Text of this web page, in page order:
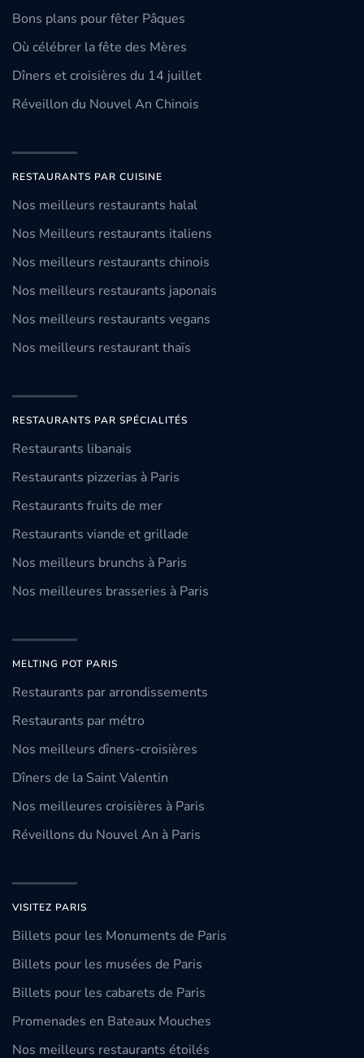
Bons plans pour fêter Pâques
Où célébrer la fête des Mères
Dîners et croisières du 14 juillet
Réveillon du Nouvel An Chinois
RESTAURANTS PAR CUISINE
Nos meilleurs restaurants halal
Nos Meilleurs restaurants italiens
Nos meilleurs restaurants chinois
Nos meilleurs restaurants japonais
Nos meilleurs restaurants vegans
Nos meilleurs restaurant thaïs
RESTAURANTS PAR SPÉCIALITÉS
Restaurants libanais
Restaurants pizzerias à Paris
Restaurants fruits de mer
Restaurants viande et grillade
Nos meilleurs brunchs à Paris
Nos meilleures brasseries à Paris
MELTING POT PARIS
Restaurants par arrondissements
Restaurants par métro
Nos meilleurs dîners-croisières
Dîners de la Saint Valentin
Nos meilleures croisières à Paris
Réveillons du Nouvel An à Paris
VISITEZ PARIS
Billets pour les Monuments de Paris
Billets pour les musées de Paris
Billets pour les cabarets de Paris
Promenades en Bateaux Mouches
Nos meilleurs restaurants étoilés